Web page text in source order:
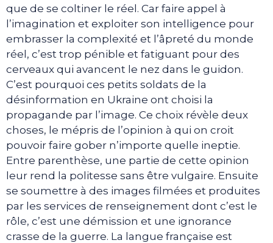
que de se coltiner le réel. Car faire appel à
l’imagination et exploiter son intelligence pour
embrasser la complexité et l’âpreté du monde
réel, c’est trop pénible et fatiguant pour des
cerveaux qui avancent le nez dans le guidon.
C’est pourquoi ces petits soldats de la
désinformation en Ukraine ont choisi la
propagande par l’image. Ce choix révèle deux
choses, le mépris de l’opinion à qui on croit
pouvoir faire gober n’importe quelle ineptie.
Entre parenthèse, une partie de cette opinion
leur rend la politesse sans être vulgaire. Ensuite
se soumettre à des images filmées et produites
par les services de renseignement dont c’est le
rôle, c’est une démission et une ignorance
crasse de la guerre. La langue française est